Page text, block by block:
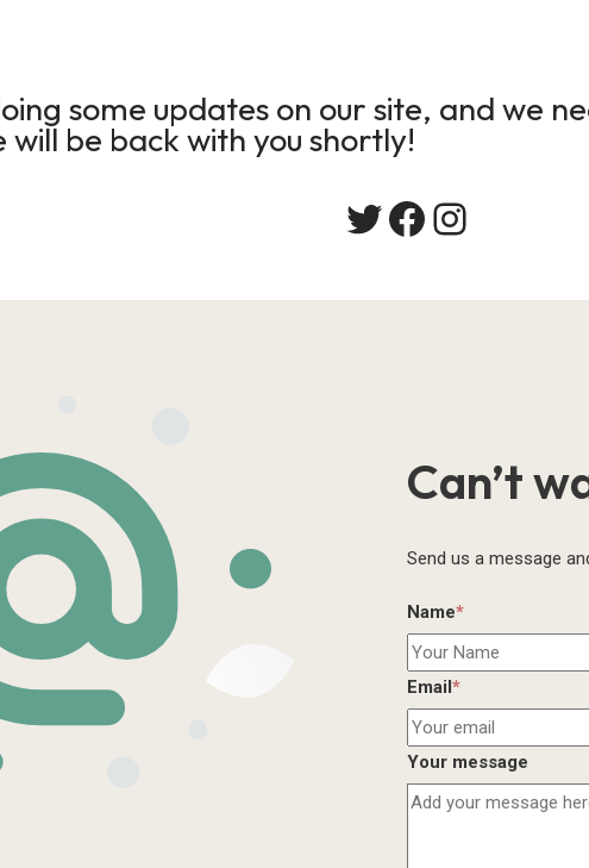
some updates on our site, and we
will be back with you shortly!
Can’t
Send us a message
Name*
Email*
Your message